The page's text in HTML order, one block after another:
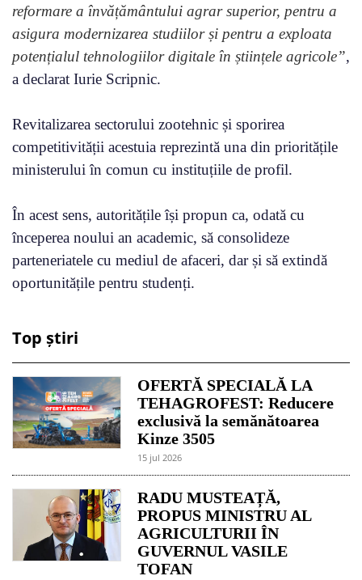
reformare a învățământului agrar superior, pentru a
asigura modernizarea studiilor și pentru a exploata
potențialul tehnologiilor digitale în științele agricole”,
a declarat Iurie Scripnic.
Revitalizarea sectorului zootehnic și sporirea
competitivității acestuia reprezintă una din prioritățile
ministerului în comun cu instituțiile de profil.
În acest sens, autoritățile își propun ca, odată cu
începerea noului an academic, să consolideze
parteneriatele cu mediul de afaceri, dar și să extindă
oportunitățile pentru studenți.
Top știri
OFERTĂ SPECIALĂ LA
TEHAGROFEST: Reducere
exclusivă la semănătoarea
Kinze 3505
15 jul 2026
RADU MUSTEAȚĂ,
PROPUS MINISTRU AL
AGRICULTURII ÎN
GUVERNUL VASILE
TOFAN